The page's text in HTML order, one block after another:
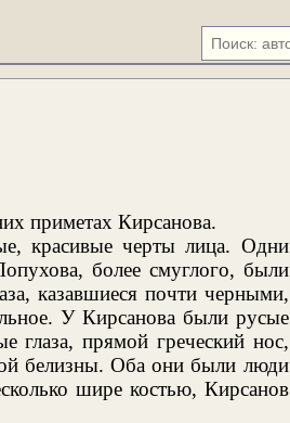
приметах Кирсанова.
красивые черты лица. Одни
более смуглого, были
казавшиеся почти черными,
У Кирсанова были русые
глаза, прямой греческий нос,
белизны. Оба они были люди
шире костью, Кирсанов